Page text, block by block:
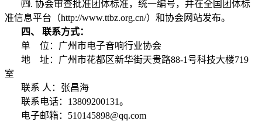
㈣. 协会审查批准团体标准，统一编号，并在全国团体标
准信息平台（http://www.ttbz.org.cn/）和协会网站发布。
四、
联系方式：
单 位：广州市电子音响行业协会
地 址：广州市花都区新华街天贵路88-1号科技大楼719
室
联系 人：张昌海
联系电话：13809200131。
电子邮箱：510145898@qq.com